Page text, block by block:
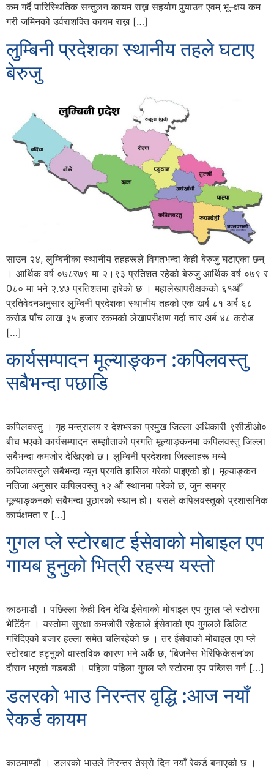
कम गर्दै पारिस्थितिक सन्तुलन कायम राख्न सहयोग पुर्‍याउन एवम् भू–क्षय कम
गरी जमिनको उर्वराशक्ति कायम राख्न […]
लुम्बिनी प्रदेशका स्थानीय तहले घटाए
बेरुजु
साउन २४, लुम्बिनीका स्थानीय तहहरूले विगतभन्दा केही बेरुजु घटाएका छन्
। आर्थिक वर्ष ०७८र७९ मा २।९३ प्रतिशत रहेको बेरुजु आर्थिक वर्ष ०७९ र
0८० मा भने २.४७ प्रतिशतमा झरेको छ । महालेखापरीक्षकको ६१औँ
प्रतिवेदनअनुसार लुम्बिनी प्रदेशका स्थानीय तहको एक खर्ब ८१ अर्ब ६८
करोड पाँच लाख ३५ हजार रकमको लेखापरीक्षण गर्दा चार अर्ब ४८ करोड
[…]
कार्यसम्पादन मूल्याङ्कन :कपिलवस्तु
सबैभन्दा पछाडि
कपिलवस्तु । गृह मन्त्रालय र देशभरका प्रमुख जिल्ला अधिकारी ९सीडीओ०
बीच भएको कार्यसम्पादन सम्झौताको प्रगति मूल्याङ्कनमा कपिलवस्तु जिल्ला
सबैभन्दा कमजोर देखिएको छ। लुम्बिनी प्रदेशका जिल्लाहरू मध्ये
कपिलवस्तुले सबैभन्दा न्यून प्रगति हासिल गरेको पाइएको हो। मूल्याङ्कन
नतिजा अनुसार कपिलवस्तु १२ औं स्थानमा परेको छ, जुन समग्र
मूल्याङ्कनको सबैभन्दा पुछारको स्थान हो। यसले कपिलवस्तुको प्रशासनिक
कार्यक्षमता र […]
गुगल प्ले स्टोरबाट ईसेवाको मोबाइल एप
गायब हुनुको भित्री रहस्य यस्तो
काठमाडौं । पछिल्ला केही दिन देखि ईसेवाको मोबाइल एप गुगल प्ले स्टोरमा
भेटिंदैन । यस्तोमा सुरक्षा कमजोरी रहेकाले ईसेवाको एप गुगलले डिलिट
गरिदिएको बजार हल्ला समेत चलिरहेको छ । तर ईसेवाको मोबाइल एप प्ले
स्टोरबाट हट्नुको वास्तविक कारण भने अर्कै छ, ‘बिजनेस भेरिफिकेसन’का
दौरान भएको गडबडी । पहिला पहिला गुगल प्ले स्टोरमा एप पब्लिस गर्न […]
डलरको भाउ निरन्तर वृद्धि :आज नयाँ
रेकर्ड कायम
काठमाण्डौ । डलरको भाउले निरन्तर तेस्रो दिन नयाँ रेकर्ड बनाएको छ ।